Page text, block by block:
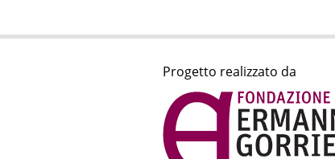
Progetto realizzato da